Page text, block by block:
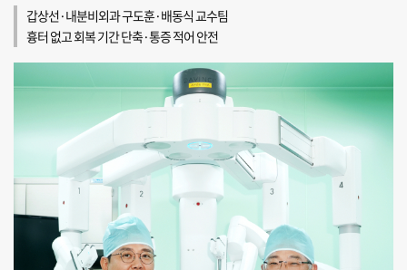
갑상선·내분비외과 구도훈·배동식 교수팀
흉터 없고 회복 기간 단축·통증 적어 안전